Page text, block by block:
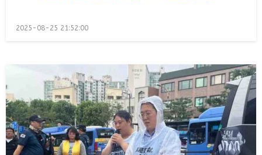
Posted
2025-08-25 21:52:00